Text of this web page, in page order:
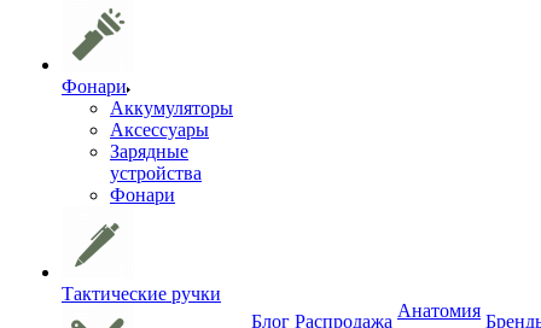
Фонари
Аккумуляторы
Аксессуары
Зарядные
устройства
Фонари
Тактические ручки
Блог Распродажа
Анатомия